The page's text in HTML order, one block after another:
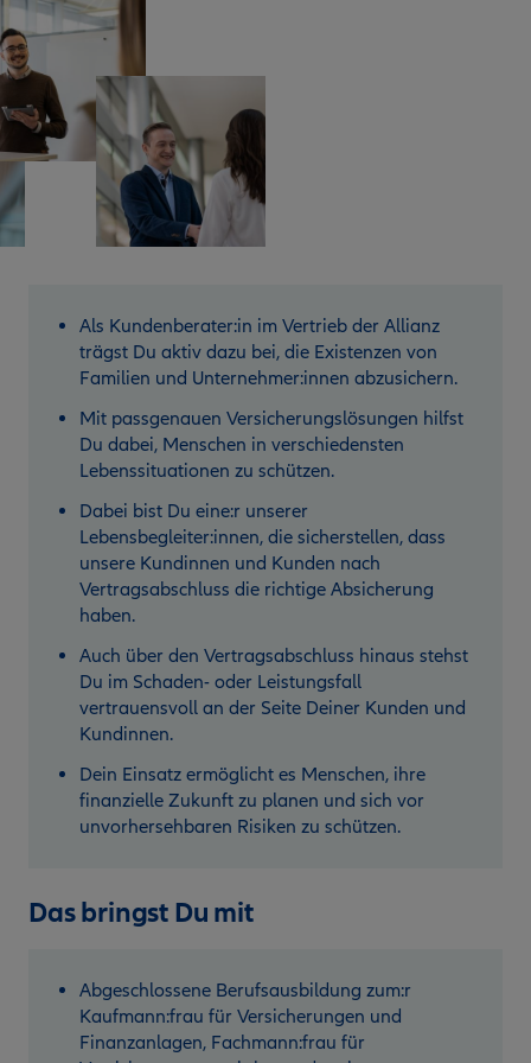
Als Kundenberater:in im Vertrieb der Allianz
trägst Du aktiv dazu bei, die Existenzen von
Familien und Unternehmer:innen abzusichern.
Mit passgenauen Versicherungslösungen hilfst
Du dabei, Menschen in verschiedensten
Lebenssituationen zu schützen.
Dabei bist Du eine:r unserer
Lebensbegleiter:innen, die sicherstellen, dass
unsere Kundinnen und Kunden nach
Vertragsabschluss die richtige Absicherung
haben.
Auch über den Vertragsabschluss hinaus stehst
Du im Schaden- oder Leistungsfall
vertrauensvoll an der Seite Deiner Kunden und
Kundinnen.
Dein Einsatz ermöglicht es Menschen, ihre
finanzielle Zukunft zu planen und sich vor
unvorhersehbaren Risiken zu schützen.
Das bringst Du mit
Abgeschlossene Berufsausbildung zum:r
Kaufmann:frau für Versicherungen und
Finanzanlagen, Fachmann:frau für